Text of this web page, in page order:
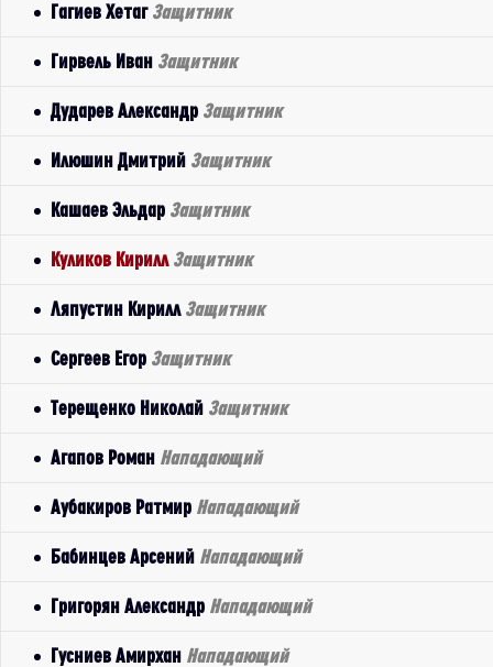
Гагиев Хетаг Защитник
Гирвель Иван Защитник
Дударев Александр Защитник
Илюшин Дмитрий Защитник
Кашаев Эльдар Защитник
Куликов Кирилл Защитник
Ляпустин Кирилл Защитник
Сергеев Егор Защитник
Терещенко Николай Защитник
Агапов Роман Нападающий
Аубакиров Ратмир Нападающий
Бабинцев Арсений Нападающий
Григорян Александр Нападающий
Гусниев Амирхан Нападающий